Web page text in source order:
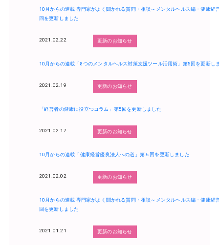
10月からの連載 専門家がよく聞かれる質問・相談～メンタルヘルス編・健康経
回を更新しました
2021.02.22 更新のお知らせ
10月からの連載「8つのメンタルヘルス対策支援ツール活用術」第5回を更新し
2021.02.19 更新のお知らせ
「経営者の健康に役立つコラム」第5回を更新しました
2021.02.17 更新のお知らせ
10月からの連載「健康経営優良法人への道」第５回を更新しました
2021.02.02 更新のお知らせ
10月からの連載 専門家がよく聞かれる質問・相談～メンタルヘルス編・健康経
回を更新しました
2021.01.21 更新のお知らせ